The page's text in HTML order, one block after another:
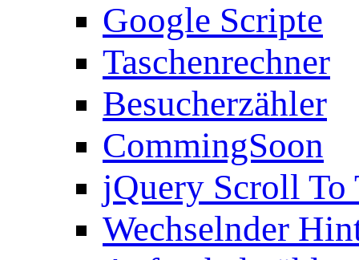
Google Scripte
Taschenrechner
Besucherzähler
CommingSoon
jQuery Scroll To
Wechselnder